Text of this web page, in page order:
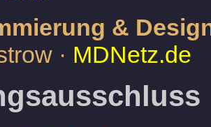
&
· MDNetz.de